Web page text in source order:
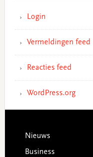
Login
Vermeldingen feed
Reacties feed
WordPress.org
Footer
Nieuws
Business